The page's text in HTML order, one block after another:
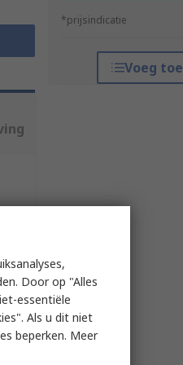
*prijsindicatie
Voeg
Door op "Alles
essentiële
Als u dit niet
beperken. Meer